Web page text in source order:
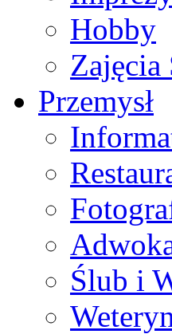
Hobby
Zajęcia
Przemysł
Ślub i